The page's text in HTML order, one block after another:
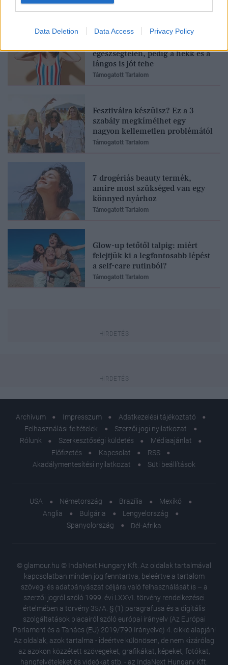
Data Deletion Data Access Privacy Policy
egészségtelen, pedig a hekk és a
lángos is jót tehe
Támogatott Tartalom
Fesztiválra készülsz? Ez a 3
szabály megkímélhet egy
nagyon kellemetlen problémától
Támogatott Tartalom
7 drogériás beauty termék,
amire most szükséged van egy
könnyed nyárhoz
Támogatott Tartalom
Glow-up tetőtől talpig: miért
felejtjük ki a legfontosabb lépést
a self-care rutinból?
Támogatott Tartalom
Archívum Impresszum
Adatkezelési tájékoztató
Felhasználási feltételek
Szerzői jogi nyilatkozat
Rólunk
Szerkesztőségi küldetés
Médiaajánlat
Előfizetés
Kapcsolat
RSS
Akadálymentesítési nyilatkozat
Süti beállítások
USA Németország Brazília
Mexikó
Anglia
Bulgária
Lengyelország
Spanyolország
Dél-Afrika
© glamour.hu © IndaNext Hungary Kft. Az oldalak tartalmával
kapcsolatban minden jog fenntartva, beleértve a tartalom
szöveg- és adatbányászat céljára való felhasználását is – a
szerzői jogról szóló 1999. évi LXXVI. törvény rendelkezései
értelmében a törvény 35/A. § (1) paragrafusa és a digitális
szolgáltatások piacairól szóló európai irányelv (Az Európai
Parlament és a Tanács (EU) 2019/790 Irányelve) 4. cikke alapján!
Az oldalak, azok tartalma - ideértve különösen, de nem kizárólag
az azokon közzétett szövegeket, grafikákat, képeket, fotókat,
hangfelvételeket és videókat stb. - az IndaNext Hungary Kft.